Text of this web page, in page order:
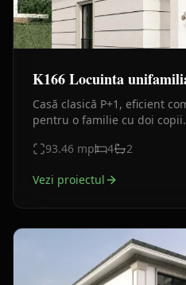
K166 Locuinta
Casă clasică P+1, eficient
pentru o familie cu doi
93.46 mp 4 2
Vezi proiectul